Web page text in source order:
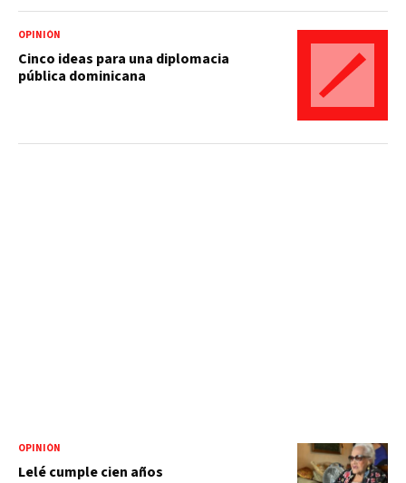
OPINIÓN
Cinco ideas para una diplomacia
pública dominicana
OPINIÓN
Lelé cumple cien años